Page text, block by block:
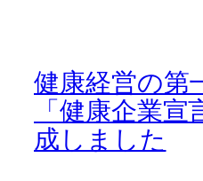
健康経営の第
「健康企業宣
成しました